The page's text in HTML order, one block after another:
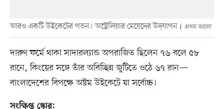
আরও একটি উইকেটের পতন। অস্ট্রেলিয়ার মেয়েদের উদ্‌যাপন প্রথম আলো
দারুণ ফর্মে থাকা সাদারল্যান্ড অপরাজিত ছিলেন ৭৬ বলে ৫৮
রানে, কিংয়ের সঙ্গে তাঁর অবিচ্ছিন্ন জুটিতে ওঠে ৬৭ রান—
বাংলাদেশের বিপক্ষে অষ্টম উইকেটে যা সর্বোচ্চ।
সংক্ষিপ্ত স্কোর: